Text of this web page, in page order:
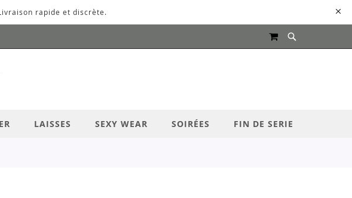
rapide et discrète.
"ENTRER" POUR LANCER LA RECHERCHE
MON PANIER
LAISSES SEXY WEAR SOIRÉES FIN DE SERIE